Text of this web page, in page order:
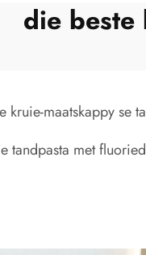
die beste
kruie-maatskappy se
tandpasta met fluoried